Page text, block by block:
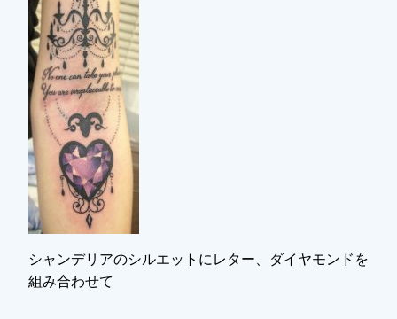
シャンデリアのシルエットにレター、ダイヤモンドを
組み合わせて